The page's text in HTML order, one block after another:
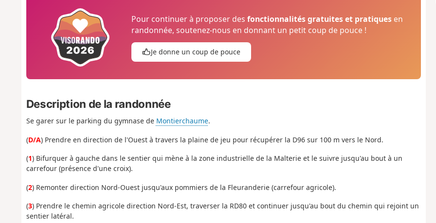
Pour continuer à proposer desfonctionnalités gratuites et pratiques en
randonnée, soutenez-nous en donnant un petit coup de pouce !
Je donne un coup de pouce
Description de la randonnée
Se garer sur le parking du gymnase de Montierchaume.
(D/A) Prendre en direction de l'Ouest à travers la plaine de jeu pour récupérer la D96 sur 100 m vers le Nord.
(1) Bifurquer à gauche dans le sentier qui mène à la zone industrielle de la Malterie et le suivre jusqu'au bout à un
carrefour (présence d'une croix).
(2) Remonter direction Nord-Ouest jusqu'aux pommiers de la Fleuranderie (carrefour agricole).
(3) Prendre le chemin agricole direction Nord-Est, traverser la RD80 et continuer jusqu'au bout du chemin qui rejoint un
sentier latéral.